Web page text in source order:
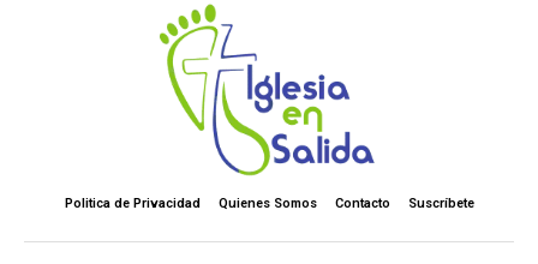
Politica de Privacidad Quienes Somos Contacto Suscríbete